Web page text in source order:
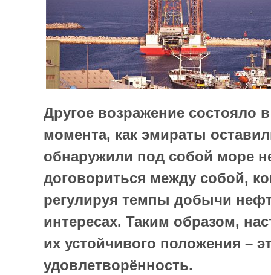
Другое возражение состояло
момента, как эмираты
обнаружили под собой море
договориться между собой,
регулируя темпы добычи
интересах. Таким образом,
их устойчивого положения –
удовлетворённость.